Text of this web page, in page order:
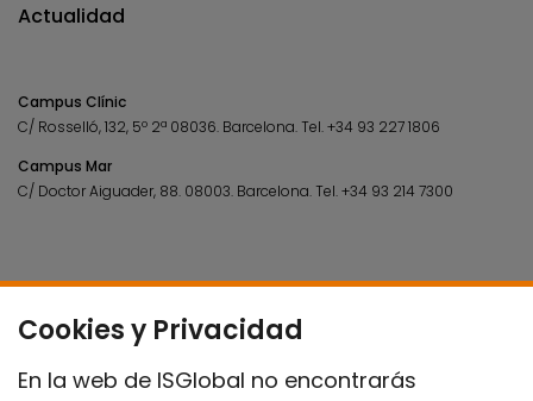
Cookies y Privacidad
En la web de ISGlobal no encontrarás
Actualidad
Campus Clínic
C/ Rosselló, 132, 5º 2ª 08036. Barcelona.Tel.+34 93 227 1806
Campus Mar
C/ Doctor Aiguader, 88. 08003. Barcelona.Tel.+34 93 214 7300